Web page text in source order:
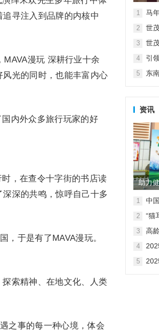
寻注入到品牌的内核中
漫玩 深耕行业十余
光的同时，也能丰富内心
内外众多旅行玩家的好
，在查令十字街的书店读
深的共鸣，惊呼自己十多
，于是有了MAVA漫玩。
索精神、在地文化、人类
之事的每一种心境，体会
测评
1
马
2
世
3
世
4
引
5
东
资讯
助力
爱尔
1
中
2
“猫
3
高
4
5